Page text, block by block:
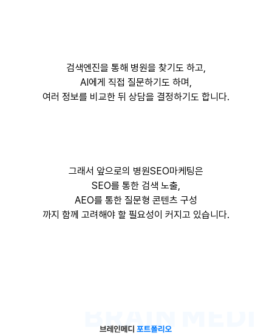
검색엔진을 통해 병원을 찾기도 하고,
AI에게 직접 질문하기도 하며,
여러 정보를 비교한 뒤 상담을 결정하기도 합니다.
그래서 앞으로의 병원SEO마케팅은
SEO를 통한 검색 노출,
AEO를 통한 질문형 콘텐츠 구성
까지 함께 고려해야 할 필요성이 커지고 있습니다.